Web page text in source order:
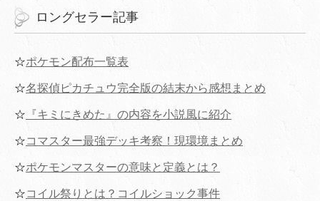
ロングセラー記事
☆ポケモン配布一覧表
☆名探偵ピカチュウ完全版の結末から感想まとめ
☆ 『キミにきめた』の内容を小説風に紹介
☆コマスター最強デッキ考察！現環境まとめ
☆ポケモンマスターの意味と定義とは？
☆コイル祭りとは？コイルショック事件